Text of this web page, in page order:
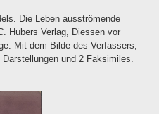
Die Leben ausströmende
Hubers Verlag, Diessen vor
Mit dem Bilde des Verfassers,
und 2 Faksimiles.